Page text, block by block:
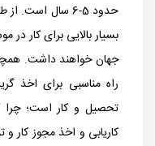
حدود 5-6 سال
بسیار بالایی برای کار
جهان خواهند داشت.
راه مناسبی برای اخذ
تحصیل و کار است؛ چرا
کاریابی و اخذ مجوز کار